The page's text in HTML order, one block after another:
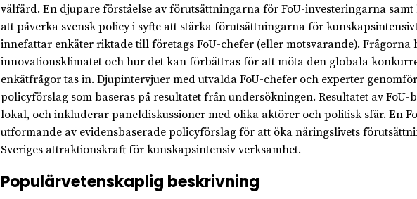
välfärd. En djupare förståelse av förutsättningarna för FoU-investeringarna
att påverka svensk policy i syfte att stärka förutsättningarna för
innefattar enkäter riktade till företags FoU-chefer (eller motsvarande).
innovationsklimatet och hur det kan förbättras för att möta den globala
enkätfrågor tas in. Djupintervjuer med utvalda FoU-chefer och experter
policyförslag som baseras på resultatet från undersökningen. Resultatet av FoU-
lokal, och inkluderar paneldiskussioner med olika aktörer och politisk sfär. En
utformande av evidensbaserade policyförslag för att öka näringslivets
Sveriges attraktionskraft för kunskapsintensiv verksamhet.
Populärvetenskaplig beskrivning